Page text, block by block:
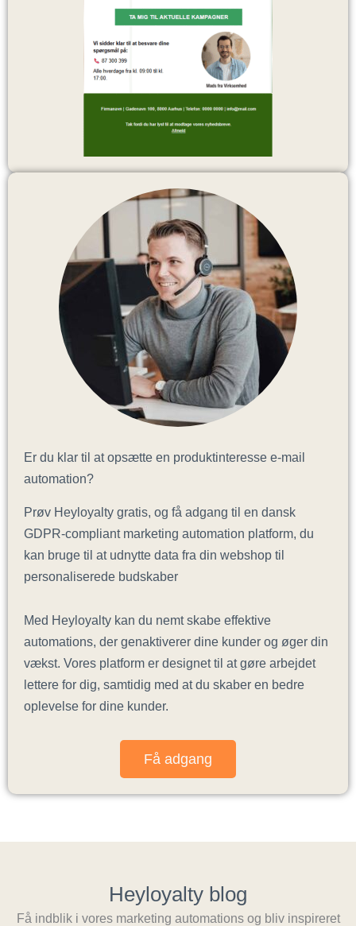
Er du klar til at opsætte en produktinteresse e-mail
automation?
Prøv Heyloyalty gratis, og få adgang til en dansk
GDPR-compliant marketing automation platform, du
kan bruge til at udnytte data fra din webshop til
personaliserede budskaber
Med Heyloyalty kan du nemt skabe effektive
automations, der genaktiverer dine kunder og øger din
vækst. Vores platform er designet til at gøre arbejdet
lettere for dig, samtidig med at du skaber en bedre
oplevelse for dine kunder.
Få adgang
Heyloyalty blog
Få indblik i vores marketing automations og bliv inspireret